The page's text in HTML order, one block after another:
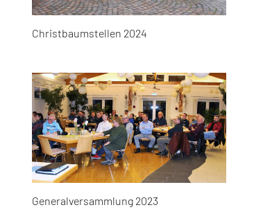
Christbaumstellen 2024
Generalversammlung 2023